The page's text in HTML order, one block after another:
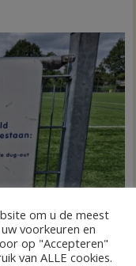
kunstgras
weg
in
Hardenberg
en
Sibculo
om u de meest
voorkeuren en
op "Accepteren"
van ALLE cookies.